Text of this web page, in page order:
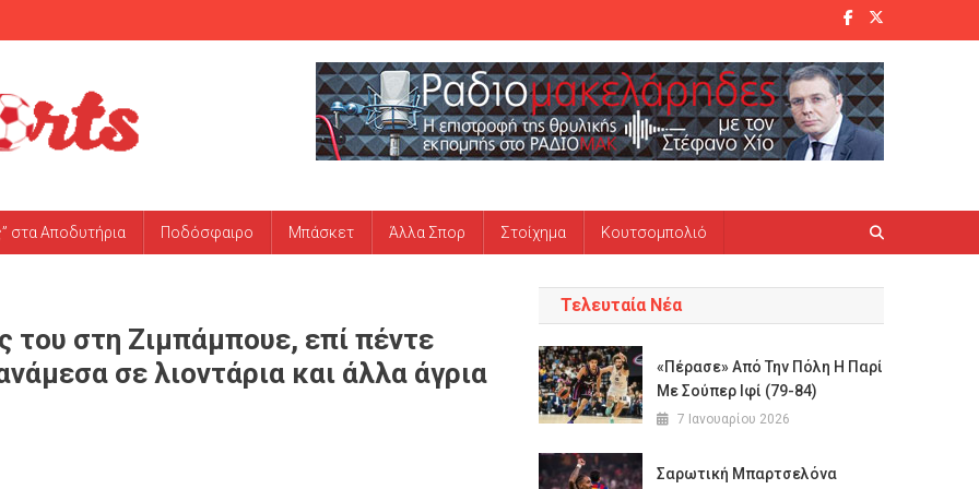
στα Αποδυτήρια Ποδόσφαιρο Μπάσκετ Άλλα Σπορ Στοίχημα Κουτσομπολιό
του στη Ζιμπάμπουε, επί πέντε
σε λιοντάρια και άλλα άγρια
Τελευταία Νέα
«Πέρασε» Από Την Πόλη Η Παρί
Με Σούπερ Ιφί (79-84)
7 Ιανουαρίου 2026
Σαρωτική Μπαρτσελόνα